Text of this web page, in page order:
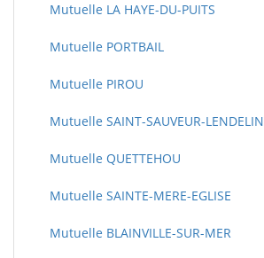
Mutuelle LA HAYE-DU-PUITS
Mutuelle PORTBAIL
Mutuelle PIROU
Mutuelle SAINT-SAUVEUR-LENDELIN
Mutuelle QUETTEHOU
Mutuelle SAINTE-MERE-EGLISE
Mutuelle BLAINVILLE-SUR-MER